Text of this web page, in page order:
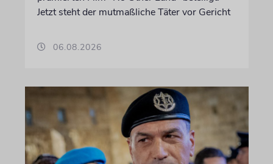
Jetzt steht der mutmaßliche Täter vor Gericht
06.08.2026